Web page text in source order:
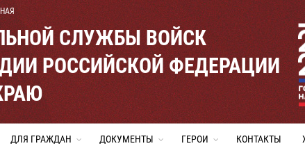
СЛУЖБЫ ВОЙСК
РОССИЙСКОЙ ФЕДЕРАЦИИ
ДЛЯ ГРАЖДАН ДОКУМЕНТЫ ГЕРОИ КОНТАКТЫ